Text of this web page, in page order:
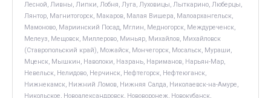
Лесной, Ливны, Липки, Лобня, Луга, Луховицы, Лыткарино, Люберцы,
Лянтор, Магнитогорск, Макаров, Малая Вишера, Малоархангельск,
Мамоново, Мариинский Посад, Мглин, Медногорск, Междуреченск,
Мелеуз, Мещовск, Миллерово, Миньяр, Михайлов, Михайловск
(Ставропольский край), Можайск, Мончегорск, Мосальск, Мураши,
Мценск, Мышкин, Наволоки, Назрань, Нариманов, Нарьян-Мар,
Невельск, Нелидово, Нерчинск, Нефтегорск, Нефтеюганск,
Нижнекамск, Нижний Ломов, Нижняя Салда, Николаевск-на-Амуре,
Никольское, Новоалександровск, Нововоронеж, Новокубанск,